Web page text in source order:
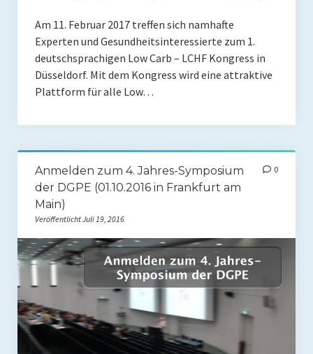
Getränke und Smoothies
Innereien
Kosmetik
Salate
Snacks
Suppen
Ebooks To Go
Videos
Am 11. Februar 2017 treffen sich namhafte
Experten und Gesundheitsinteressierte zum 1.
deutschsprachigen Low Carb – LCHF Kongress in
Düsseldorf. Mit dem Kongress wird eine attraktive
Plattform für alle Low…
Anmelden zum 4. Jahres-Symposium
der DGPE (01.10.2016 in Frankfurt am
Main)
Veröffentlicht Juli 19, 2016
0